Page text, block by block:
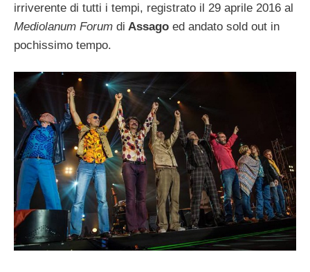
irriverente di tutti i tempi, registrato il 29 aprile 2016 al
Mediolanum Forum di Assago ed andato sold out in
pochissimo tempo.